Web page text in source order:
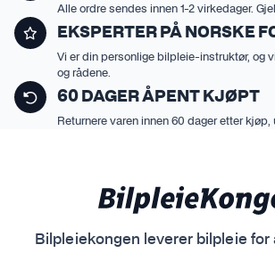
Alle ordre sendes innen 1-2 virkedager.
EKSPERTER PÅ NORSKE
Vi er din personlige bilpleie-instruktør, og
og rådene.
60 DAGER ÅPENT KJØPT
Returnere varen innen 60 dager etter kjøp,
Bilpleiekongen leverer bilpleie for